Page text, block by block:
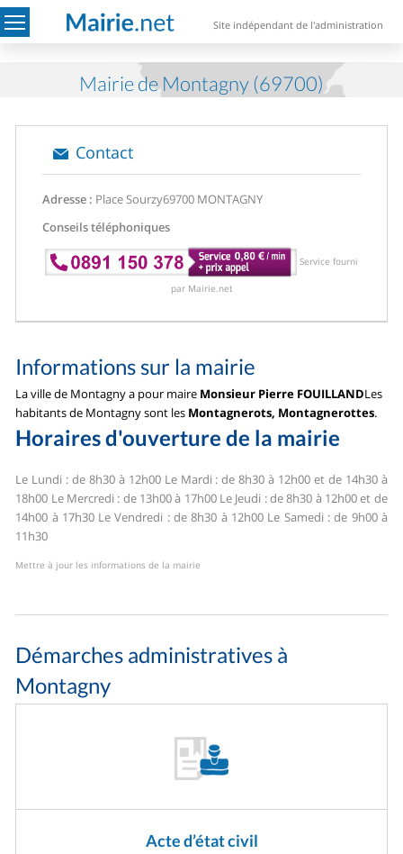
Site indépendant de l'administration
Mairie de Montagny (69700)
Contact
Adresse : Place Sourzy69700 MONTAGNY
Conseils téléphoniques
Service fourni
par Mairie.net
Informations sur la mairie
La ville de Montagny a pour maire Monsieur Pierre FOUILLANDLes
habitants de Montagny sont les Montagnerots, Montagnerottes.
Horaires d'ouverture de la mairie
Le Lundi : de 8h30 à 12h00Le Mardi : de 8h30 à 12h00 et de 14h30 à
18h00 Le Mercredi : de 13h00 à 17h00Le Jeudi : de 8h30 à 12h00 et de
14h00 à 17h30Le Vendredi : de 8h30 à 12h00Le Samedi : de 9h00 à
11h30
Mettre à jour les informations de la mairie
Démarches administratives à
Montagny
Acte d’état civil